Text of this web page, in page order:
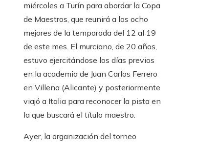
miércoles a Turín para abordar la Copa
de Maestros, que reunirá a los ocho
mejores de la temporada del 12 al 19
de este mes. El murciano, de 20 años,
estuvo ejercitándose los días previos
en la academia de Juan Carlos Ferrero
en Villena (Alicante) y posteriormente
viajó a Italia para reconocer la pista en
la que buscará el título maestro.
Ayer, la organización del torneo